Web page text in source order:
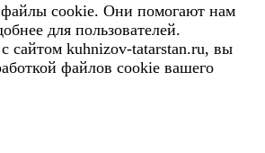
cookie. Они помогают нам
для пользователей.
сайтом kuhnizov-tatarstan.ru, вы
файлов cookie вашего